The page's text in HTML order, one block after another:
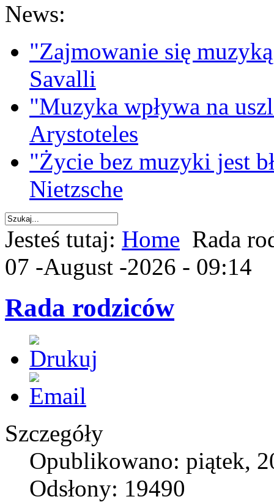
News:
"Zajmowanie się
Savalli
"Muzyka wpływa na
Arystoteles
"Życie bez muzyki jest
Nietzsche
Jesteś tutaj: Home Rada
07 -August -2026 - 09:14
Rada rodziców
Szczegóły
Opublikowano: piątek,
Odsłony: 19490